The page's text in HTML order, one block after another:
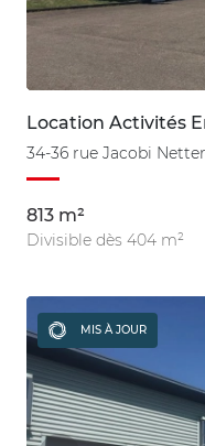
Location Activités
34-36 rue Jacobi
813 m²
Divisible dès 404 m²
MIS À JOUR